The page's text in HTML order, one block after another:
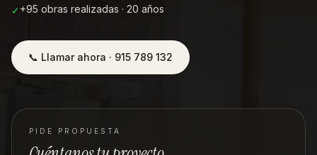
✓+95 obras realizadas · 20 años
📞 Llamar ahora · 915 789 132
PIDE PROPUESTA